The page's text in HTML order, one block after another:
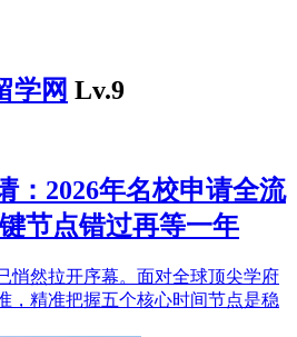
学网 Lv.9
：2026年名校申请全流
节点错过再等一年
悄然拉开序幕。面对全球顶尖学府
，精准把握五个核心时间节点是稳